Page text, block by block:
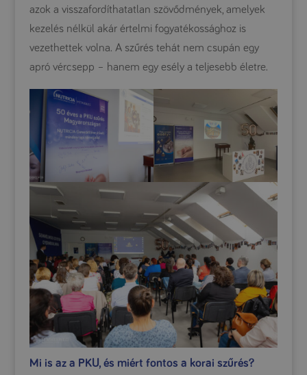
azok a visszafordíthatatlan szövődmények, amelyek
kezelés nélkül akár értelmi fogyatékossághoz is
vezethettek volna. A szűrés tehát nem csupán egy
apró vércsepp – hanem egy esély a teljesebb életre.
Mi is az a PKU, és miért fontos a korai szűrés?